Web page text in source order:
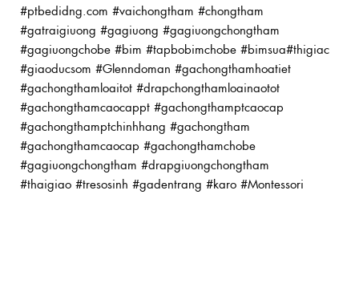
#ptbedidng.com #vaichongtham #chongtham
#gatraigiuong #gagiuong #gagiuongchongtham
#gagiuongchobe #bim #tapbobimchobe #bimsua#thigiac
#giaoducsom #Glenndoman #gachongthamhoatiet
#gachongthamloaitot #drapchongthamloainaotot
#gachongthamcaocappt #gachongthamptcaocap
#gachongthamptchinhhang #gachongtham
#gachongthamcaocap #gachongthamchobe
#gagiuongchongtham #drapgiuongchongtham
#thaigiao #tresosinh #gadentrang #karo #Montessori